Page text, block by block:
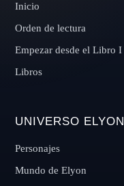
Inicio
Orden de lectura
Empezar desde el Libro I
Libros
UNIVERSO ELYON
Personajes
Mundo de Elyon